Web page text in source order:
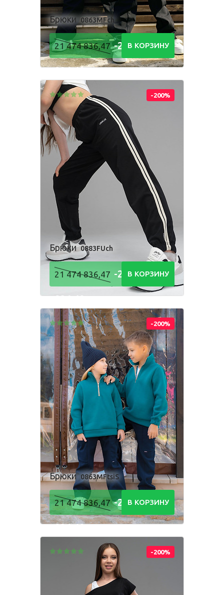
Брюки 0863MFch
21 474 836,47-21 474
836,48Р
В КОРЗИНУ
-200%
Брюки 0883FUch
21 474 836,47 -21 474
836,48Р
В КОРЗИНУ
-200%
Брюки 0863MFtsiS
21 474 836,47-21 474
836,48Р
В КОРЗИНУ
-200%